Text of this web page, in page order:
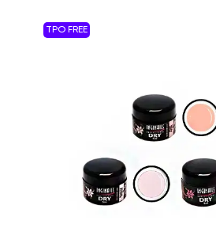
TPO FREE